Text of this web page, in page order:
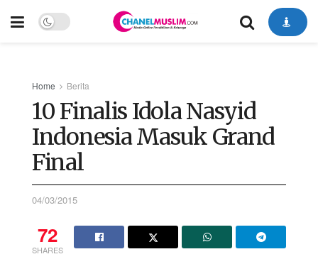
Home Berita
10 Finalis Idola Nasyid
Indonesia Masuk Grand
Final
04/03/2015
72
SHARES